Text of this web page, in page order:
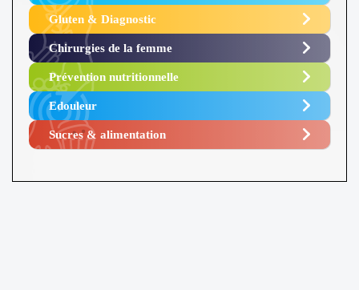
Gluten & Diagnostic
Chirurgies de la femme
Prévention nutritionnelle
Edouleur​
Sucres & alimentation​